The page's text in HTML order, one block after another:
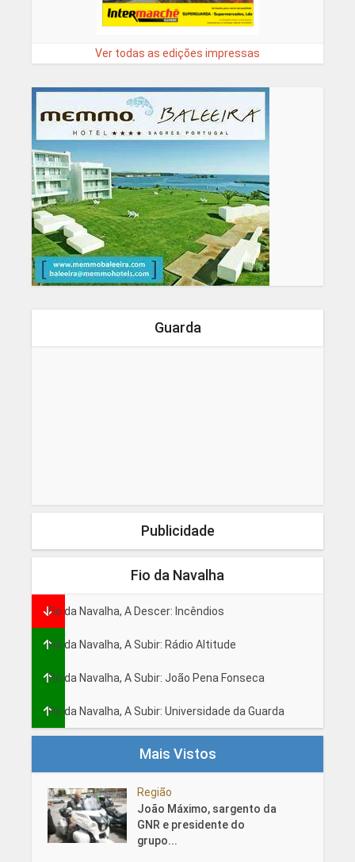
Ver todas as edições impressas
Guarda
Publicidade
Fio da Navalha
Fio da Navalha, A Descer: Incêndios
Fio da Navalha, A Subir: Rádio Altitude
Fio da Navalha, A Subir: João Pena Fonseca
Fio da Navalha, A Subir: Universidade da Guarda
Mais Vistos
Região
João Máximo, sargento da
GNR e presidente do
grupo...